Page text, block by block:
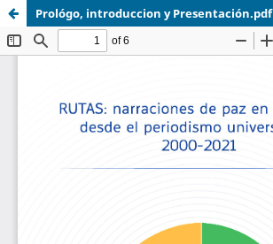
Prológo, introduccion y Presentación.pdf